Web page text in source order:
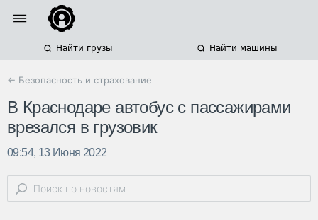
Найти грузы Найти машины
← Безопасность и страхование
В Краснодаре автобус с пассажирами
врезался в грузовик
09:54, 13 Июня 2022